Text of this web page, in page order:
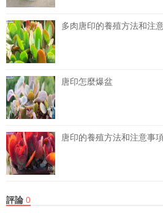
多肉唐印的養殖方法和注
唐印怎麼爆盆
唐印的養殖方法和注意事
評論 0